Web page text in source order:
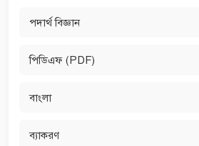
পদার্থ বিজ্ঞান
পিডিএফ (PDF)
বাংলা
ব্যাকরণ